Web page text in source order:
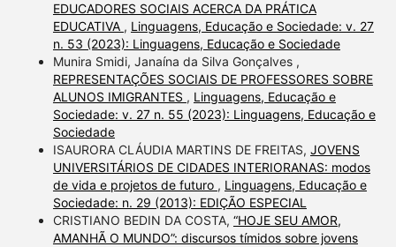
EDUCADORES SOCIAIS ACERCA DA PRÁTICA
EDUCATIVA , Linguagens, Educação e Sociedade: v. 27
n. 53 (2023): Linguagens, Educação e Sociedade
Munira Smidi, Janaína da Silva Gonçalves ,
REPRESENTAÇÕES SOCIAIS DE PROFESSORES SOBRE
ALUNOS IMIGRANTES , Linguagens, Educação e
Sociedade: v. 27 n. 55 (2023): Linguagens, Educação e
Sociedade
ISAURORA CLÁUDIA MARTINS DE FREITAS, JOVENS
UNIVERSITÁRIOS DE CIDADES INTERIORANAS: modos
de vida e projetos de futuro , Linguagens, Educação e
Sociedade: n. 29 (2013): EDIÇÃO ESPECIAL
CRISTIANO BEDIN DA COSTA, “HOJE SEU AMOR,
AMANHÃ O MUNDO”: discursos tímidos sobre jovens